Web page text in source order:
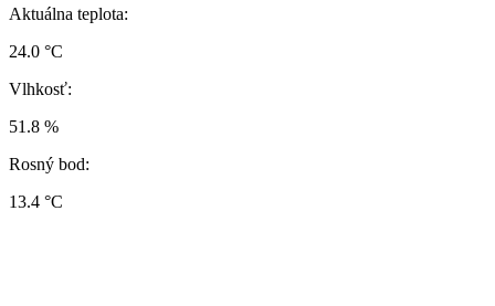
Aktuálna teplota:
24.0 °C
Vlhkosť:
51.8 %
Rosný bod:
13.4 °C